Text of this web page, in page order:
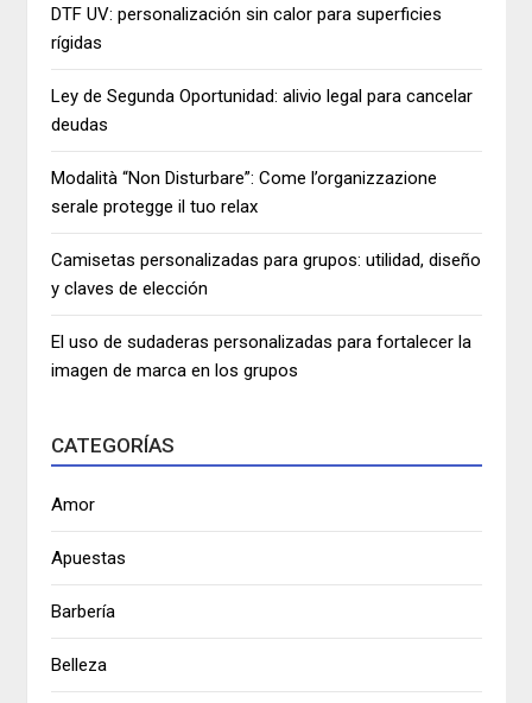
DTF UV: personalización sin calor para superficies
rígidas
Ley de Segunda Oportunidad: alivio legal para cancelar
deudas
Modalità “Non Disturbare”: Come l’organizzazione
serale protegge il tuo relax
Camisetas personalizadas para grupos: utilidad, diseño
y claves de elección
El uso de sudaderas personalizadas para fortalecer la
imagen de marca en los grupos
CATEGORÍAS
Amor
Apuestas
Barbería
Belleza